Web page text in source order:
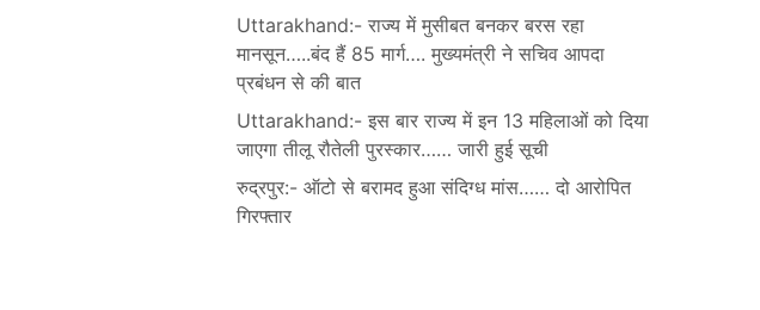
Uttarakhand:- राज्य में मुसीबत बनकर बरस रहा
मानसून…..बंद हैं 85 मार्ग…. मुख्यमंत्री ने सचिव आपदा
प्रबंधन से की बात
Uttarakhand:- इस बार राज्य में इन 13 महिलाओं को दिया
जाएगा तीलू रौतेली पुरस्कार…… जारी हुई सूची
रुद्रपुर:- ऑटो से बरामद हुआ संदिग्ध मांस…… दो आरोपित
गिरफ्तार